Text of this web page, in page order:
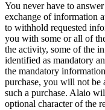
You never have to
exchange of information
to withhold requested
you with some or all of
the activity, some of the
identified as mandatory
the mandatory
purchase, you will not be
such a purchase. Alaio
optional character of the